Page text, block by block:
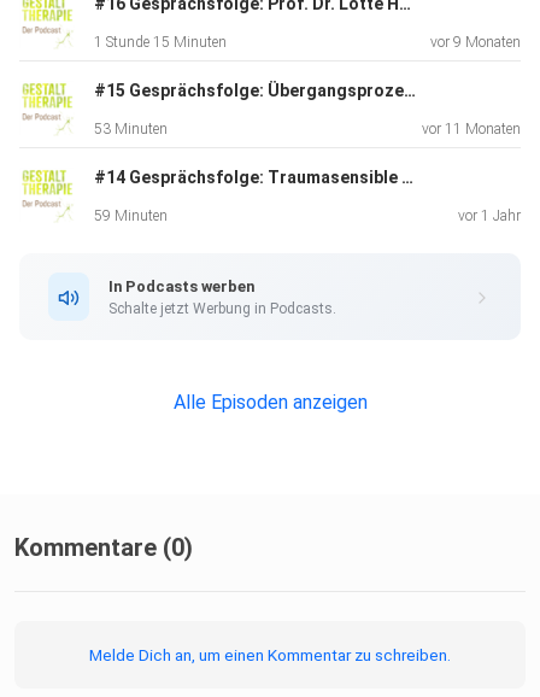
beim
____________________________________
1 Stunde 15 Minuten vor 9 Monaten
#15 Gesprächsfolge: Übergangsprozesse mit Detlef Klöckner
53 Minuten vor 11 Monaten
#14 Gesprächsfolge: Traumasensible Gestaltarbeit mit Ellen Tarnow - Mit dem Körper zurück in die eigene Kraft finden
59 Minuten vor 1 Jahr
In Podcasts werben
Schalte jetzt Werbung in Podcasts.
Alle Episoden anzeigen
Kommentare (0)
Melde Dich an, um einen Kommentar zu schreiben.